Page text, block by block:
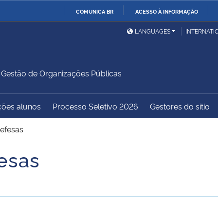
COMUNICA BR ACESSO À INFORMAÇÃO
Ministério da Defesa
Ministério das Relações
Exteriores
Ministério do
Controladoria-Geral da
Advocacia-Geral da União
LANGUAGES
de Organizações Públicas
alunos Processo Seletivo 2026 Gestores do sítio